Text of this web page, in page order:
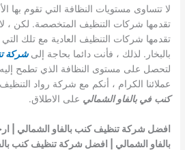
لا تتساوى مستويات النظافة التي تقوم بها
تقدمها شركات التنظيف المتخصصة. لكن ،
تقدمها شركات التنظيف العادية مع تلك
بالبخار. لذلك ، فأنت دائما بحاجة إلىشركة
لتحصل على مستوى النظافة الذي تطمح
عملائنا الكرام ، أنكم مع شركة رواد
كنب في بالفاو الشمالي على الاطلاق.
افضل شركة تنظيف كنب بالفاو الشمالي
بالفاو الشمالي | افضل شركة تنظيف كنب